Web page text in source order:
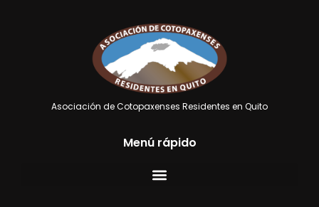
Asociación de Cotopaxenses Residentes en Quito
Menú rápido